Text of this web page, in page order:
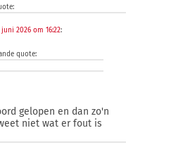
juni 2026 om 16:22:
quote:
gelopen en dan zo'n
niet wat er fout is